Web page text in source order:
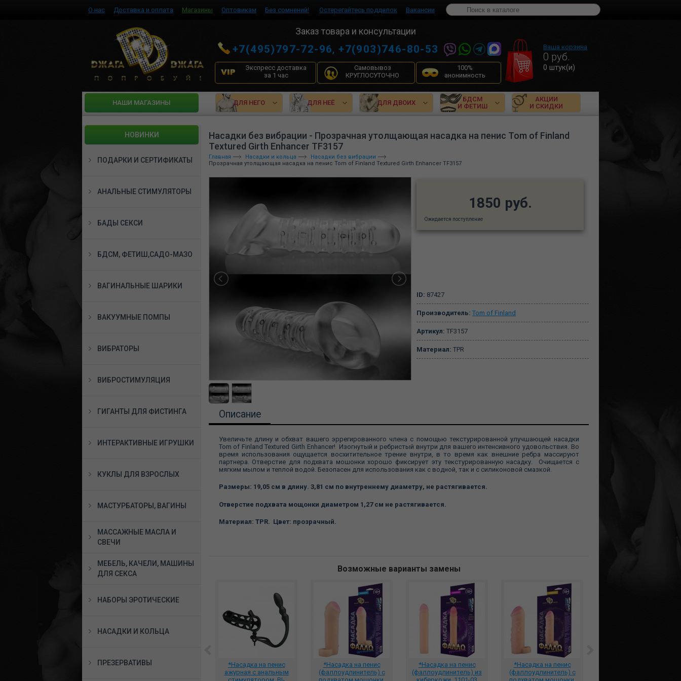
О нас Доставка и оплата Магазины Оптовикам Без сомнений! Остерегайтесь подделок Вакансии
Заказ товара и консультации
+7(495)797-72-96,+7(903)746-80-53
Экспресс доставка
за 1 час
Самовывоз
КРУГЛОСУТОЧНО
100%
анонимность
Ваша корзина
0 руб.
0 штук(и)
HАШИ МАГАЗИНЫ ДЛЯ НЕГО ДЛЯ НЕЁ ДЛЯ ДВОИХ
БДСМ
И ФЕТИШ
АКЦИИ
И СКИДКИ
НОВИНКИ
ПОДАРКИ И СЕРТИФИКАТЫ
АНАЛЬНЫЕ СТИМУЛЯТОРЫ
БАДЫ СЕКСИ
БДСМ, ФЕТИШ,САДО-МАЗО
ВАГИНАЛЬНЫЕ ШАРИКИ
ВАКУУМНЫЕ ПОМПЫ
ВИБРАТОРЫ
ВИБРОСТИМУЛЯЦИЯ
ГИГАНТЫ ДЛЯ ФИСТИНГА
ИНТЕРАКТИВНЫЕ ИГРУШКИ
КУКЛЫ ДЛЯ ВЗРОСЛЫХ
МАСТУРБАТОРЫ, ВАГИНЫ
МАССАЖНЫЕ МАСЛА И
СВЕЧИ
МЕБЕЛЬ, КАЧЕЛИ, МАШИНЫ
ДЛЯ СЕКСА
НАБОРЫ ЭРОТИЧЕСКИЕ
НАСАДКИ И КОЛЬЦА
ПРЕЗЕРВАТИВЫ
Насадки без вибрации - Прозрачная утолщающая насадка на пенис Tom of Finland
Textured Girth Enhancer TF3157
Главная Насадки и кольца
Насадки без вибрации
Прозрачная утолщающая насадка на пенис Tom of Finland Textured Girth Enhancer TF3157
1850 руб.
Ожидается поступление
ID: 87427
Производитель: Tom of Finland
Артикул: TF3157
Материал: TPR
Описание
Увеличьте длину и обхват вашего эррегированного члена с помощью текстурированной улучшающей насадки
Tom of Finland Textured Girth Enhancer! Изогнутый и ребристый внутри для вашего интенсивного удовольствия. Во
время использования ощущается восхитительное трение внутри, в то время как внешние ребра массируют
партнера. Отверстие для подхвата мошонки хорошо фиксирует эту текстурированную насадку. Очищается с
мягким мылом и теплой водой. Безопасен для использования как с водной, так и с силиконовой смазкой.
Размеры: 19,05 см в длину. 3,81 см по внутреннему диаметру, не растягивается.
Отверстие подхвата мощонки диаметром 1,27 см не растягивается.
Материал: TPR. Цвет: прозрачный.
Возможные варианты замены
*Насадка на пенис
*Насадка на пенис
*Насадка на пенис
ажурная с анальным
стимулятором, BI-
*Насадка на пенис
(фаллоудлинитель) с
подхватом мошонки,
*Насадка на пенис
(фаллоудлинитель) из
киберкожи, 1101-03
*Насадка на пенис
(фаллоудлинитель) с
подхватом мошонки,